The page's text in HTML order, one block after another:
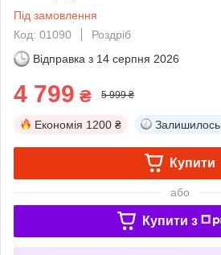
Під замовлення
Код: 01090
Роздріб
Відправка з 14 серпня 2026
4 799 ₴ 5 999 ₴
Економія 1200 ₴ Залишилось
Купити
або
Купити з